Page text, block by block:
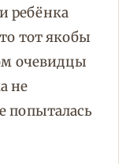
ребёнка
тот якобы
очевидцы
не
попыталась